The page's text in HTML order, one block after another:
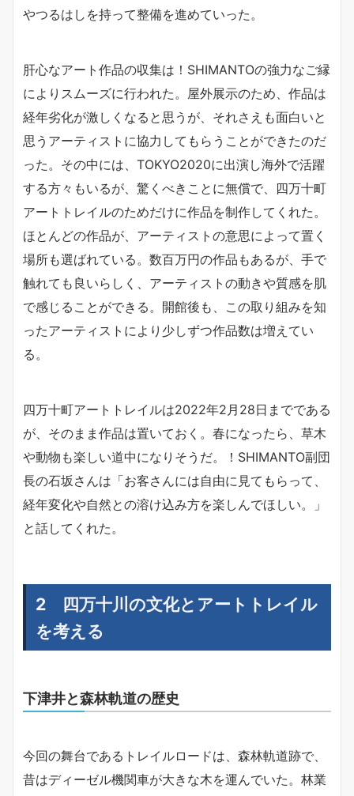
やつるはしを持って整備を進めていった。
肝心なアート作品の収集は！SHIMANTOの強力なご縁
によりスムーズに行われた。屋外展示のため、作品は
経年劣化が激しくなると思うが、それさえも面白いと
思うアーティストに協力してもらうことができたのだ
った。その中には、TOKYO2020に出演し海外で活躍
する方々もいるが、驚くべきことに無償で、四万十町
アートトレイルのためだけに作品を制作してくれた。
ほとんどの作品が、アーティストの意思によって置く
場所も選ばれている。数百万円の作品もあるが、手で
触れても良いらしく、アーティストの動きや質感を肌
で感じることができる。開館後も、この取り組みを知
ったアーティストにより少しずつ作品数は増えてい
る。
四万十町アートトレイルは2022年2月28日までである
が、そのまま作品は置いておく。春になったら、草木
や動物も楽しい道中になりそうだ。！SHIMANTO副団
長の石坂さんは「お客さんには自由に見てもらって、
経年変化や自然との溶け込み方を楽しんでほしい。」
と話してくれた。
2 四万十川の文化とアートトレイル
を考える
下津井と森林軌道の歴史
今回の舞台であるトレイルロードは、森林軌道跡で、
昔はディーゼル機関車が大きな木を運んでいた。林業